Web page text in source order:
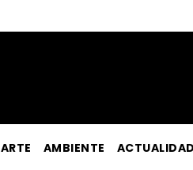
ARTE AMBIENTE ACTUALIDAD